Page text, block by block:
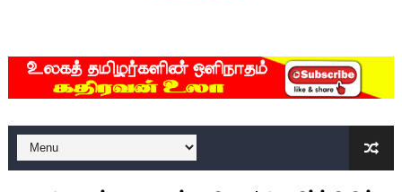
குண்டை தூக்கிப்போட்ட ஆய்வு…. இந்தியாவின் “கோவிஷீல்டு”
யாழில் தமிழின தலைவர் பிரபாகரனின் பிறந்தநாளை
ஏர்போர்ட்டில் உதைத்த நபர் யார், என்ன நடந்தது?: உண்மையை
சீனா இலங்கையிடம் 8 மில்லியன் அமெரிக்க டொலர் நட்டஈடு